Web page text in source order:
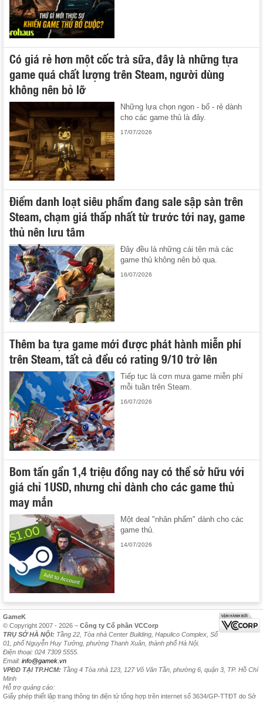
Có giá rẻ hơn một cốc trà sữa, đây là những tựa
game quá chất lượng trên Steam, người dùng
không nên bỏ lỡ
Những lựa chọn ngon - bổ - rẻ dành
cho các game thủ là đây.
17/07/2026
Điểm danh loạt siêu phẩm đang sale sập sàn trên
Steam, chạm giá thấp nhất từ trước tới nay, game
thủ nên lưu tâm
Đây đều là những cái tên mà các
game thủ không nên bỏ qua.
16/07/2026
Thêm ba tựa game mới được phát hành miễn phí
trên Steam, tất cả đều có rating 9/10 trở lên
Tiếp tục là cơn mưa game miễn phí
mỗi tuần trên Steam.
16/07/2026
Bom tấn gần 1,4 triệu đồng nay có thể sở hữu với
giá chỉ 1USD, nhưng chỉ dành cho các game thủ
may mắn
Một deal "nhân phẩm" dành cho các
game thủ.
14/07/2026
GameK
© Copyright 2007 - 2026 – Công ty Cổ phần VCCorp
TRỤ SỞ HÀ NỘI: Tầng 22, Tòa nhà Center Building, Hapulico Complex, Số
01, phố Nguyễn Huy Tưởng, phường Thanh Xuân, thành phố Hà Nội.
Điện thoại: 024 7309 5555.
Email: info@gamek.vn
VPĐD TẠI TP.HCM: Tầng 4 Tòa nhà 123, 127 Võ Văn Tần, phường 6, quận 3, TP. Hồ Chí
Minh
Hỗ trợ quảng cáo:
Giấy phép thiết lập trang thông tin điện tử tổng hợp trên internet số 3634/GP-TTĐT do Sở